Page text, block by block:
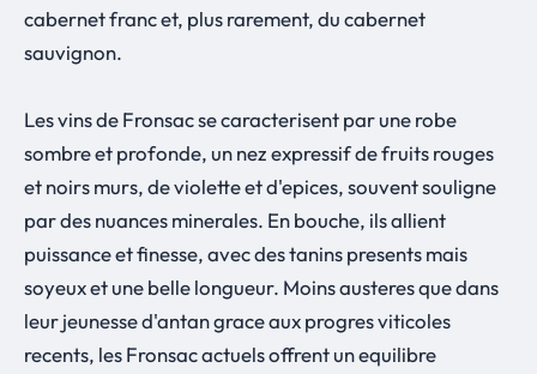
cabernet franc et, plus rarement, du cabernet
sauvignon.
Les vins de Fronsac se caracterisent par une robe
sombre et profonde, un nez expressif de fruits rouges
et noirs murs, de violette et d'epices, souvent souligne
par des nuances minerales. En bouche, ils allient
puissance et finesse, avec des tanins presents mais
soyeux et une belle longueur. Moins austeres que dans
leur jeunesse d'antan grace aux progres viticoles
recents, les Fronsac actuels offrent un equilibre